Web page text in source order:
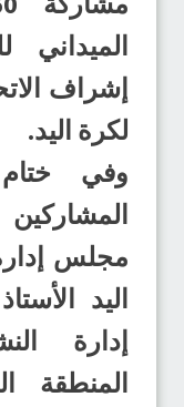
الميداني
إشراف
لكرة اليد.
وفي
مجلس
اليد
إدارة
المنطقة